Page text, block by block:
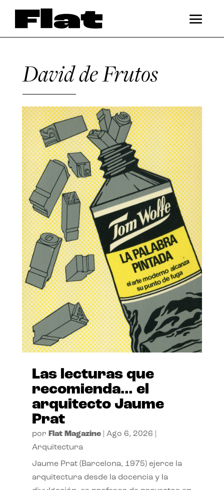
David de Frutos
Las lecturas que
recomienda… el
arquitecto Jaume
Prat
por Flat Magazine| Ago 6, 2026
Arquitectura
Jaume Prat (Barcelona, 1975) ejerce la
arquitectura desde la docencia y la